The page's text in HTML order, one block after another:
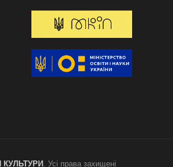
. Усі права захищені